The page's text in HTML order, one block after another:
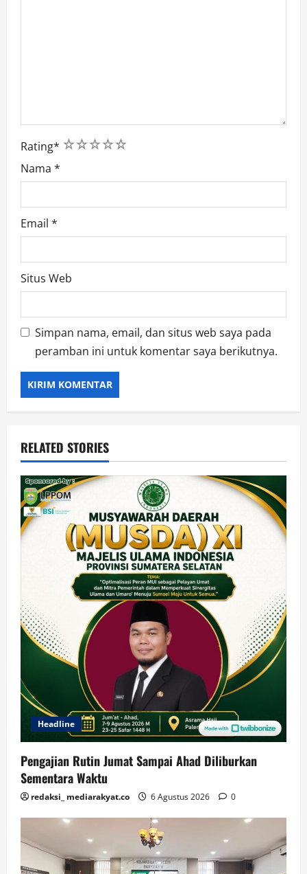
Rating* 5
4
3
2
1
Nama *
Email *
Situs Web
Simpan nama, email, dan situs web saya pada
peramban ini untuk komentar saya berikutnya.
RELATED STORIES
Headline
Pengajian Rutin Jumat Sampai Ahad Diliburkan
Sementara Waktu
redaksi_ mediarakyat.co 6 Agustus 2026 0